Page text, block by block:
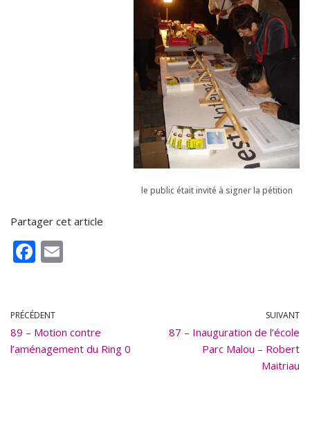
le public était invité à signer la pétition
Partager cet article
F
b
o
o
PRÉCÉDENT
89 – Motion contre
l’aménagement du Ring 0
SUIVANT
87 – Inauguration de l’école
Parc Malou – Robert
Maitriau